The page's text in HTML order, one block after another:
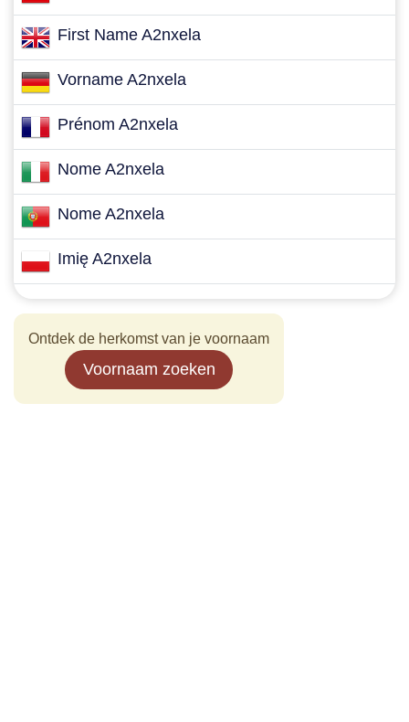
First Name A2nxela
Vorname A2nxela
Prénom A2nxela
Nome A2nxela
Nome A2nxela
Imię A2nxela
Ontdek de herkomst van je voornaam
Voornaam zoeken